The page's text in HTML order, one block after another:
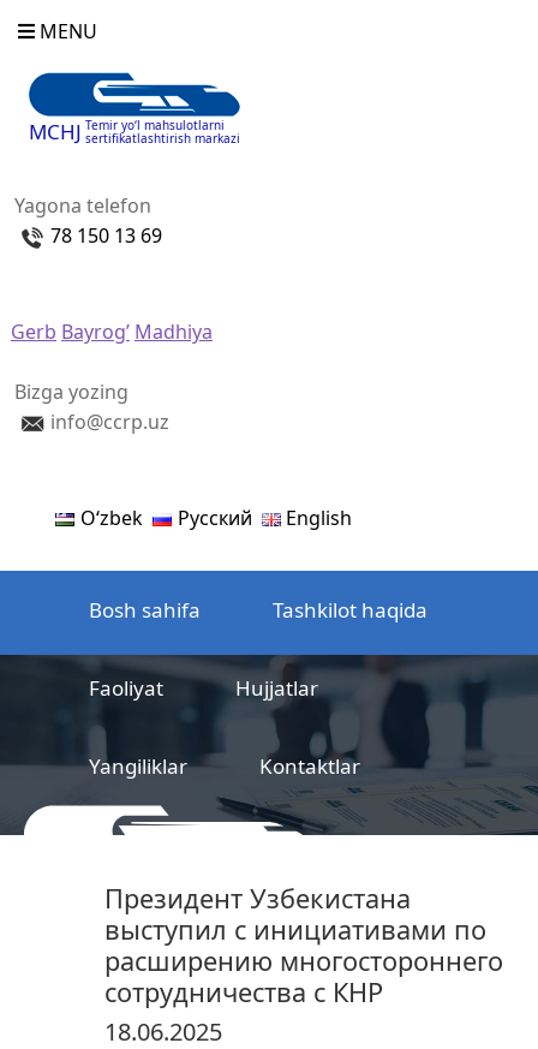
MENU
MCHJ Temir yo‘l mahsulotlarni
sertifikatlashtirish markazi
Yagona telefon
78 150 13 69
Gerb Bayrog’ Madhiya
Bizga yozing
info@ccrp.uz
Oʻzbek Русский English
Bosh sahifa Tashkilot haqida
Faoliyat Hujjatlar
Yangiliklar Kontaktlar
sertifikatlashtirish markazi
Президент Узбекистана
выступил с инициативами по
расширению многостороннего
сотрудничества с КНР
18.06.2025